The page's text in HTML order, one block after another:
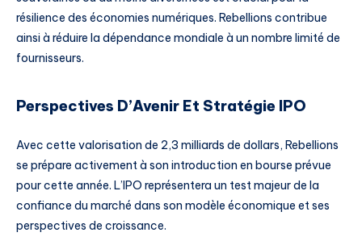
résilience des économies numériques. Rebellions contribue
ainsi à réduire la dépendance mondiale à un nombre limité de
fournisseurs.
Perspectives D’Avenir Et Stratégie IPO
Avec cette valorisation de 2,3 milliards de dollars, Rebellions
se prépare activement à son introduction en bourse prévue
pour cette année. L’IPO représentera un test majeur de la
confiance du marché dans son modèle économique et ses
perspectives de croissance.